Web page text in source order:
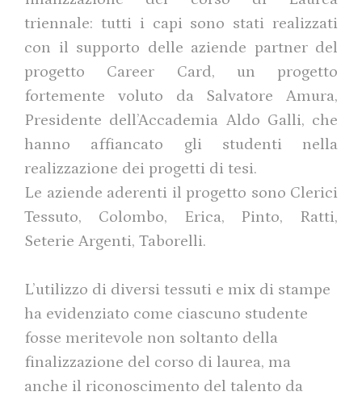
triennale: tutti i capi sono stati realizzati
con il supporto delle aziende partner del
progetto Career Card, un progetto
fortemente voluto da Salvatore Amura,
Presidente dell’Accademia Aldo Galli, che
hanno affiancato gli studenti nella
realizzazione dei progetti di tesi.
Le aziende aderenti il progetto sono Clerici
Tessuto, Colombo, Erica, Pinto, Ratti,
Seterie Argenti, Taborelli.
L’utilizzo di diversi tessuti e mix di stampe
ha evidenziato come ciascuno studente
fosse meritevole non soltanto della
finalizzazione del corso di laurea, ma
anche il riconoscimento del talento da